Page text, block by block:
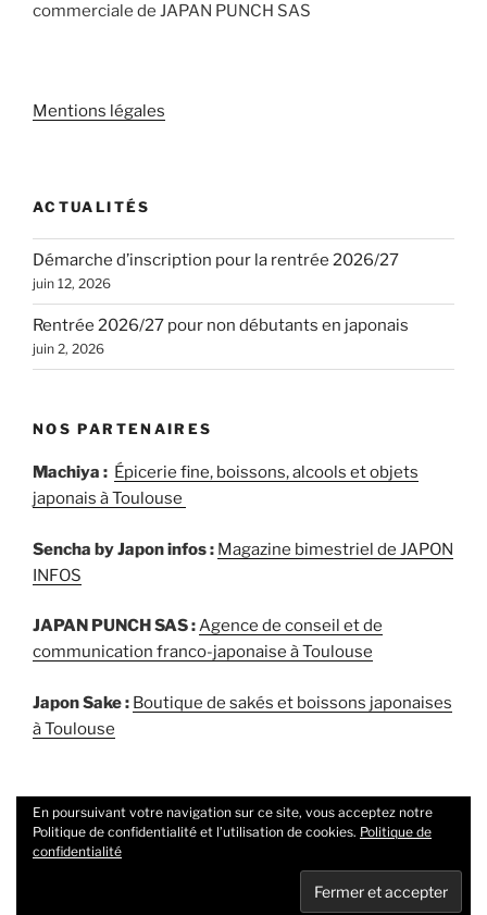
commerciale de JAPAN PUNCH SAS
Mentions légales
ACTUALITÉS
Démarche d’inscription pour la rentrée 2026/27
juin 12, 2026
Rentrée 2026/27 pour non débutants en japonais
juin 2, 2026
NOS PARTENAIRES
Machiya : Épicerie fine, boissons, alcools et objets
japonais à Toulouse
Sencha by Japon infos : Magazine bimestriel de JAPON
INFOS
JAPAN PUNCH SAS :Agence de conseil et de
communication franco-japonaise à Toulouse
Japon Sake : Boutique de sakés et boissons japonaises
à Toulouse
Politique de confidentialité
En poursuivant votre navigation sur ce site, vous acceptez notre
Politique de confidentialité et l’utilisation de cookies. Politique de
confidentialité